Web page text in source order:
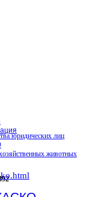
юридических лиц
животных